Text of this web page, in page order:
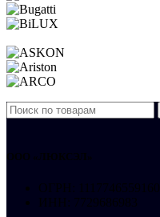
ООО «ЛЮКСЭЛ»
ОГРН: 1117746559160
ИНН: 7729686983